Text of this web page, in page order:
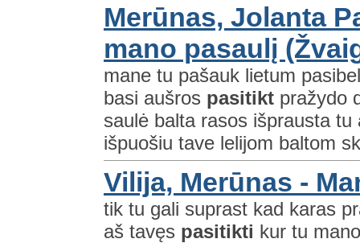
Merūnas, Jolanta
mano pasaulį
mane tu pašauk lietum
basi aušros pasitikt pražydo
saulė balta rasos išprausta
išpuošiu tave lelijom baltom
Vilija, Merūnas -
tik tu gali suprast kad karas
aš tavęs pasitikti kur tu